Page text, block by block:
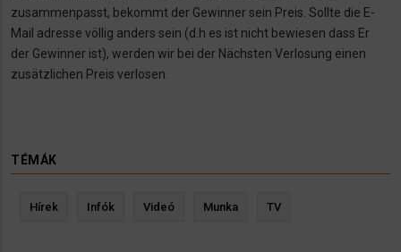
zusammenpasst, bekommt der Gewinner sein Preis. Sollte die E-
Mail adresse völlig anders sein (d.h es ist nicht bewiesen dass Er
der Gewinner ist), werden wir bei der Nächsten Verlosung einen
zusätzlichen Preis verlosen.
TÉMÁK
Hírek Infók Videó Munka TV